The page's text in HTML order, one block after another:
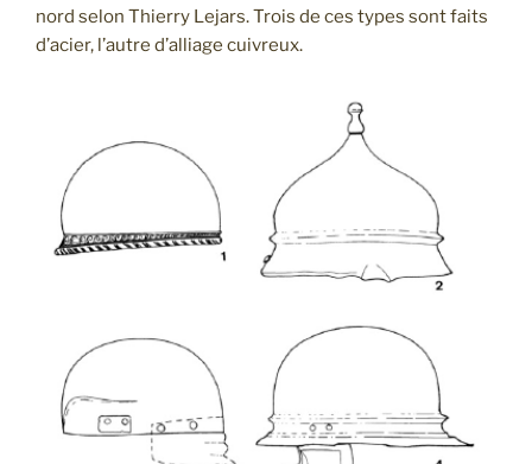
nord selon Thierry Lejars. Trois de ces types sont faits
d’acier, l’autre d’alliage cuivreux.